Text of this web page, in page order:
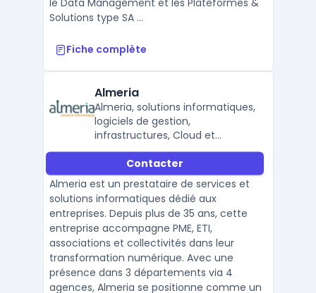
le Data Management et les Plateformes &
Solutions type SA ...
Fiche complète
Almeria
Almeria, solutions informatiques,
logiciels de gestion,
infrastructures, Cloud et
services de proximité.
Contacter
Almeria est un prestataire de services et
solutions informatiques dédié aux
entreprises. Depuis plus de 35 ans, cette
entreprise accompagne PME, ETI,
associations et collectivités dans leur
transformation numérique. Avec une
présence dans 3 départements via 4
agences, Almeria se positionne comme un